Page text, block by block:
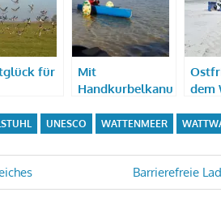
für
Mit
Handkurbelkanu
Deutschland
erleben
dem
UNESCO WATTENMEER
Nächster
Beitrag:
Barrierefreie